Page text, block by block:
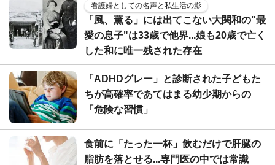
看護婦としての名声と私生活の影
「風、薫る」には出てこない大関和の"最
愛の息子"は33歳で他界...娘も20歳で亡く
した和に唯一残された存在
「ADHDグレー」と診断された子どもた
ちが高確率であてはまる幼少期からの
「危険な習慣」
食前に「たった一杯」飲むだけで肝臓の
脂肪を落とせる...専門医の中では常識